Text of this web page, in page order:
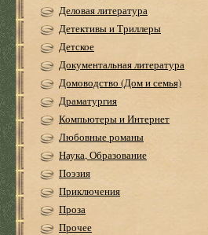
Деловая литература
Детективы и Триллеры
Детское
Документальная литература
Домоводство (Дом и семья)
Драматургия
Компьютеры и Интернет
Любовные романы
Наука, Образование
Поэзия
Приключения
Проза
Прочее